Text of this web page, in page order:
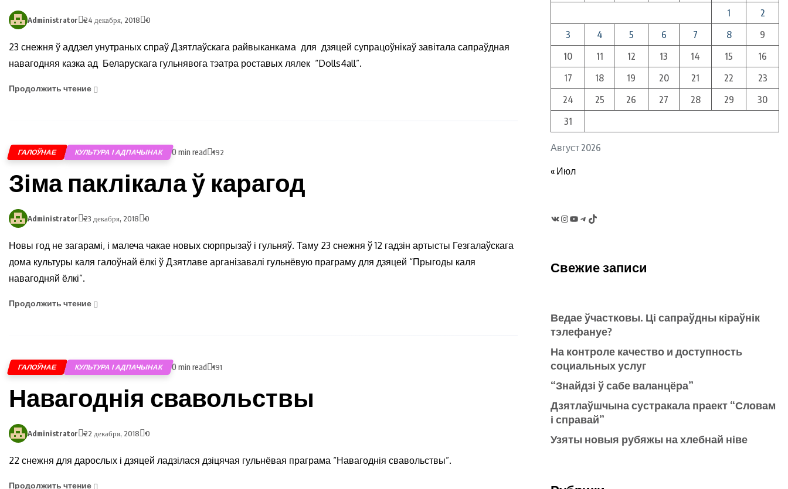
Administrator 24 декабря, 2018 0
23 снежня ў аддзел унутраных спраў Дзятлаўскага райвыканкама для дзяцей супрацоўнікаў завітала сапраўдная
навагодняя казка ад Беларускага гульнявога тэатра роставых лялек “Dolls4all”.
Продолжить чтение
ГАЛОЎНАЕ КУЛЬТУРА І АДПАЧЫНАК 0 min read 192
Зіма паклікала ў карагод
Administrator 23 декабря, 2018 0
Новы год не загарамі, і малеча чакае новых сюрпрызаў і гульняў. Таму 23 снежня ў 12 гадзін артысты Гезгалаўскага
дома культуры каля галоўнай ёлкі ў Дзятлаве арганізавалі гульнёвую праграму для дзяцей “Прыгоды каля
навагодняй ёлкі”.
Продолжить чтение
ГАЛОЎНАЕ КУЛЬТУРА І АДПАЧЫНАК 0 min read 191
Навагоднія свавольствы
Administrator 22 декабря, 2018 0
22 снежня для дарослых і дзяцей ладзілася дзіцячая гульнёвая праграма “Навагоднія свавольствы”.
Продолжить чтение
Август 2026
1
2
3
4 5 6 7 8
9
10
11 12 13 14 15
16
17
18 19 20 21 22
23
24
25 26 27 28 29
30
31
« Июл
Instagram
YouTubeTelegram
TikTok
Свежие записи
Ведае ўчастковы. Ці сапраўдны кіраўнік
тэлефануе?
На контроле качество и доступность
социальных услуг
“Знайдзі ў сабе валанцёра”
Дзятлаўшчына сустракала праект “Словам
і справай”
Узяты новыя рубяжы на хлебнай ніве